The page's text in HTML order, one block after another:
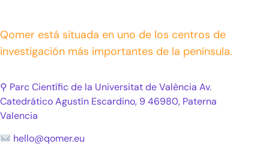
Qomer está situada en uno de los centros de
investigación más importantes de la península.
⚲ Parc Científic de la Universitat de València Av.
Catedrático Agustín Escardino, 9 46980, Paterna
Valencia
hello@qomer.eu